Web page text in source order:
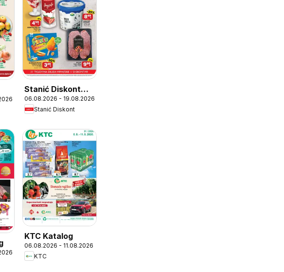
Stanić Diskont
Katalog
06.08.2026 - 19.08.2026
Stanić Diskont
KTC Katalog
06.08.2026 - 11.08.2026
KTC